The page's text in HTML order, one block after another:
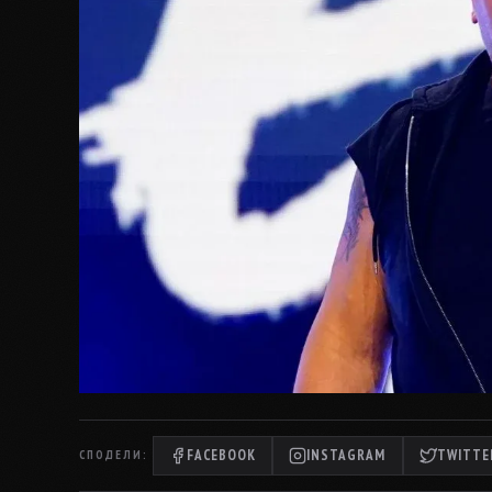
СПОДЕЛИ: FACEBOOK INSTAGRAM